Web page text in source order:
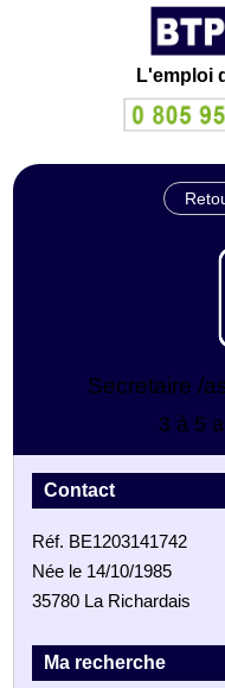
L'emploi
Secretaire /
3 à 5
Contact
Réf. BE1203141742
Née le 14/10/1985
35780 La Richardais
Ma recherche